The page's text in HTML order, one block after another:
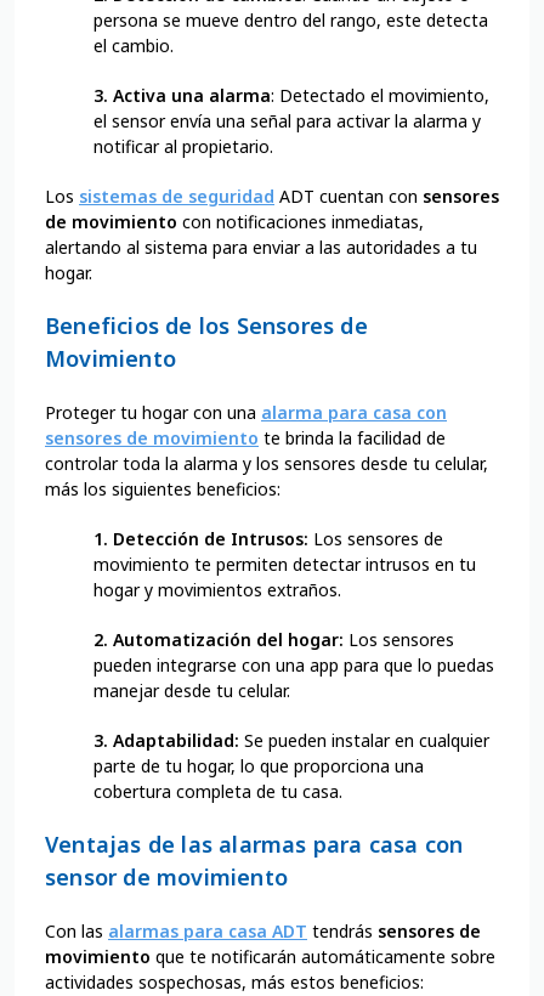
persona se mueve dentro del rango, este detecta
el cambio.
3. Activa una alarma: Detectado el movimiento,
el sensor envía una señal para activar la alarma y
notificar al propietario.
Los sistemas de seguridad ADT cuentan con sensores
de movimiento con notificaciones inmediatas,
alertando al sistema para enviar a las autoridades a tu
hogar.
Beneficios de los Sensores de
Movimiento
Proteger tu hogar con una alarma para casa con
sensores de movimiento te brinda la facilidad de
controlar toda la alarma y los sensores desde tu celular,
más los siguientes beneficios:
1. Detección de Intrusos: Los sensores de
movimiento te permiten detectar intrusos en tu
hogar y movimientos extraños.
2. Automatización del hogar: Los sensores
pueden integrarse con una app para que lo puedas
manejar desde tu celular.
3. Adaptabilidad: Se pueden instalar en cualquier
parte de tu hogar, lo que proporciona una
cobertura completa de tu casa.
Ventajas de las alarmas para casa con
sensor de movimiento
Con las alarmas para casa ADT tendrás sensores de
movimiento que te notificarán automáticamente sobre
actividades sospechosas, más estos beneficios: